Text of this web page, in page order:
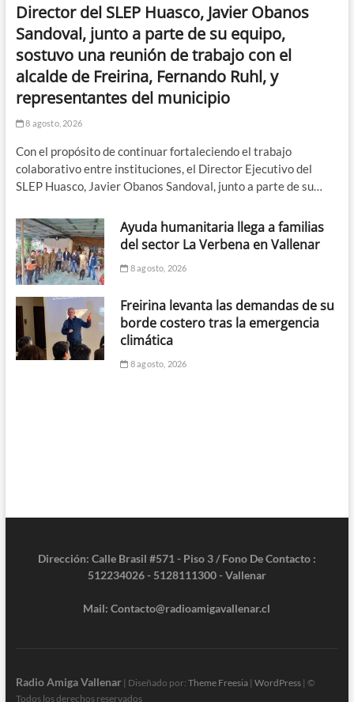
Director del SLEP Huasco, Javier Obanos
Sandoval, junto a parte de su equipo,
sostuvo una reunión de trabajo con el
alcalde de Freirina, Fernando Ruhl, y
representantes del municipio
8 agosto, 2026
Con el propósito de continuar fortaleciendo el trabajo
colaborativo entre instituciones, el Director Ejecutivo del
SLEP Huasco, Javier Obanos Sandoval, junto a parte de su…
Ayuda humanitaria llega a familias
del sector La Verbena en Vallenar
8 agosto, 2026
Freirina levanta las demandas de su
borde costero tras la emergencia
climática
8 agosto, 2026
Dirección: Calle Brasil #571 - Piso 3 / Fono De Contacto :
512234026 - 5128111300 - Vallenar
Mail: Contacto@radioamigavallenar.cl
Radio Amiga Vallenar| Diseñado por: Theme Freesia| WordPress| ©
Todos los derechos reservados